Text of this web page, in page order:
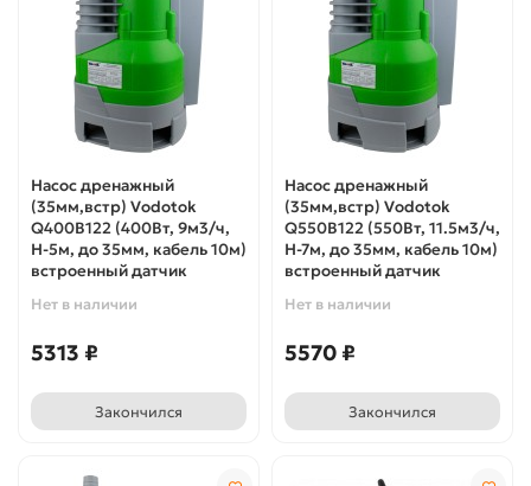
Насос дренажный
(35мм,встр) Vodotok
Q400B122 (400Вт, 9м3/ч,
H-5м, до 35мм, кабель 10м)
встроенный датчик
Нет в наличии
5313 ₽
Закончился
Насос дренажный
(35мм,встр) Vodotok
Q550B122 (550Вт, 11.5м3/ч,
H-7м, до 35мм, кабель 10м)
встроенный датчик
Нет в наличии
5570 ₽
Закончился